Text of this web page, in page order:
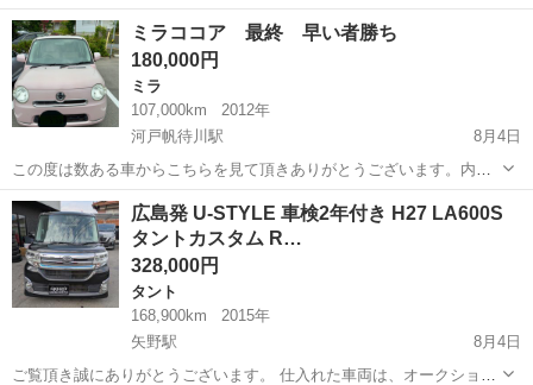
会場より自走にて店舗まで持ち帰りますので走行チェックは必ずして
おります。 Yahooオークションに多数車両出品中。 【広島 U-
STYLE】で検索して頂きます...
広島 安芸郡 矢野駅 ミライース 車両
ミラココア 最終 早い者勝ち
180,000円
ミラ
107,000km
2012年
河戸帆待川駅
8月4日
この度は数ある車からこちらを見て頂きありがとうございます。内装
外装ともに年式のわりにかなり綺麗かと思います。メンテナンスもし
っかりディーラーにて行ってます。 燃費もめちゃくちゃいいです。 興
味あるかたは連絡ください。 バッ...
広島 広島市 河戸帆待川駅 ミラ
広島発 U-STYLE 車検2年付き H27 LA600S
タントカスタム R…
328,000円
タント
168,900km
2015年
矢野駅
8月4日
ご覧頂き誠にありがとうございます。 仕入れた車両は、オークション